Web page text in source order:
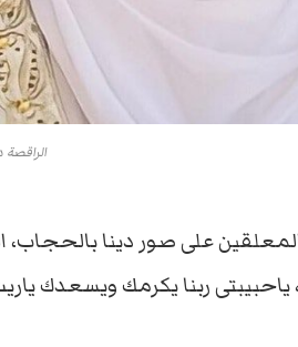
الراقصة
على صور دينا بالحجاب،
ياحبيبتى ربنا يكرمك ويسعدك